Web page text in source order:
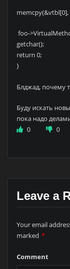
foo-
getchar();
return 0;
}
Блджад, почему
Буду искать
пока надо
0
0
Leave a
Your email
marked *
Comment